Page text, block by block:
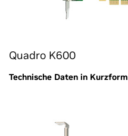
Quadro K600
Technische Daten in Kurzform